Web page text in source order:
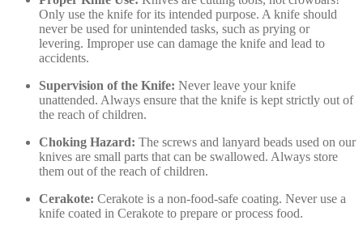
Only use the knife for its intended purpose. A knife should
never be used for unintended tasks, such as prying or
levering. Improper use can damage the knife and lead to
accidents.
Supervision of the Knife: Never leave your knife
unattended. Always ensure that the knife is kept strictly out of
the reach of children.
Choking Hazard: The screws and lanyard beads used on our
knives are small parts that can be swallowed. Always store
them out of the reach of children.
Cerakote: Cerakote is a non-food-safe coating. Never use a
knife coated in Cerakote to prepare or process food.